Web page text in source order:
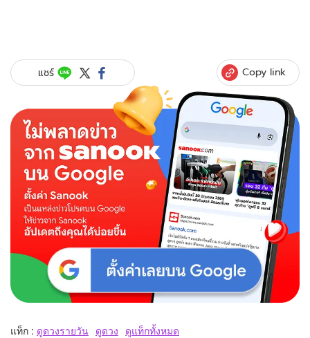
แชร์ Copy link
แท็ก : ดูดวงรายวัน ดูดวง ดูแท็กทั้งหมด